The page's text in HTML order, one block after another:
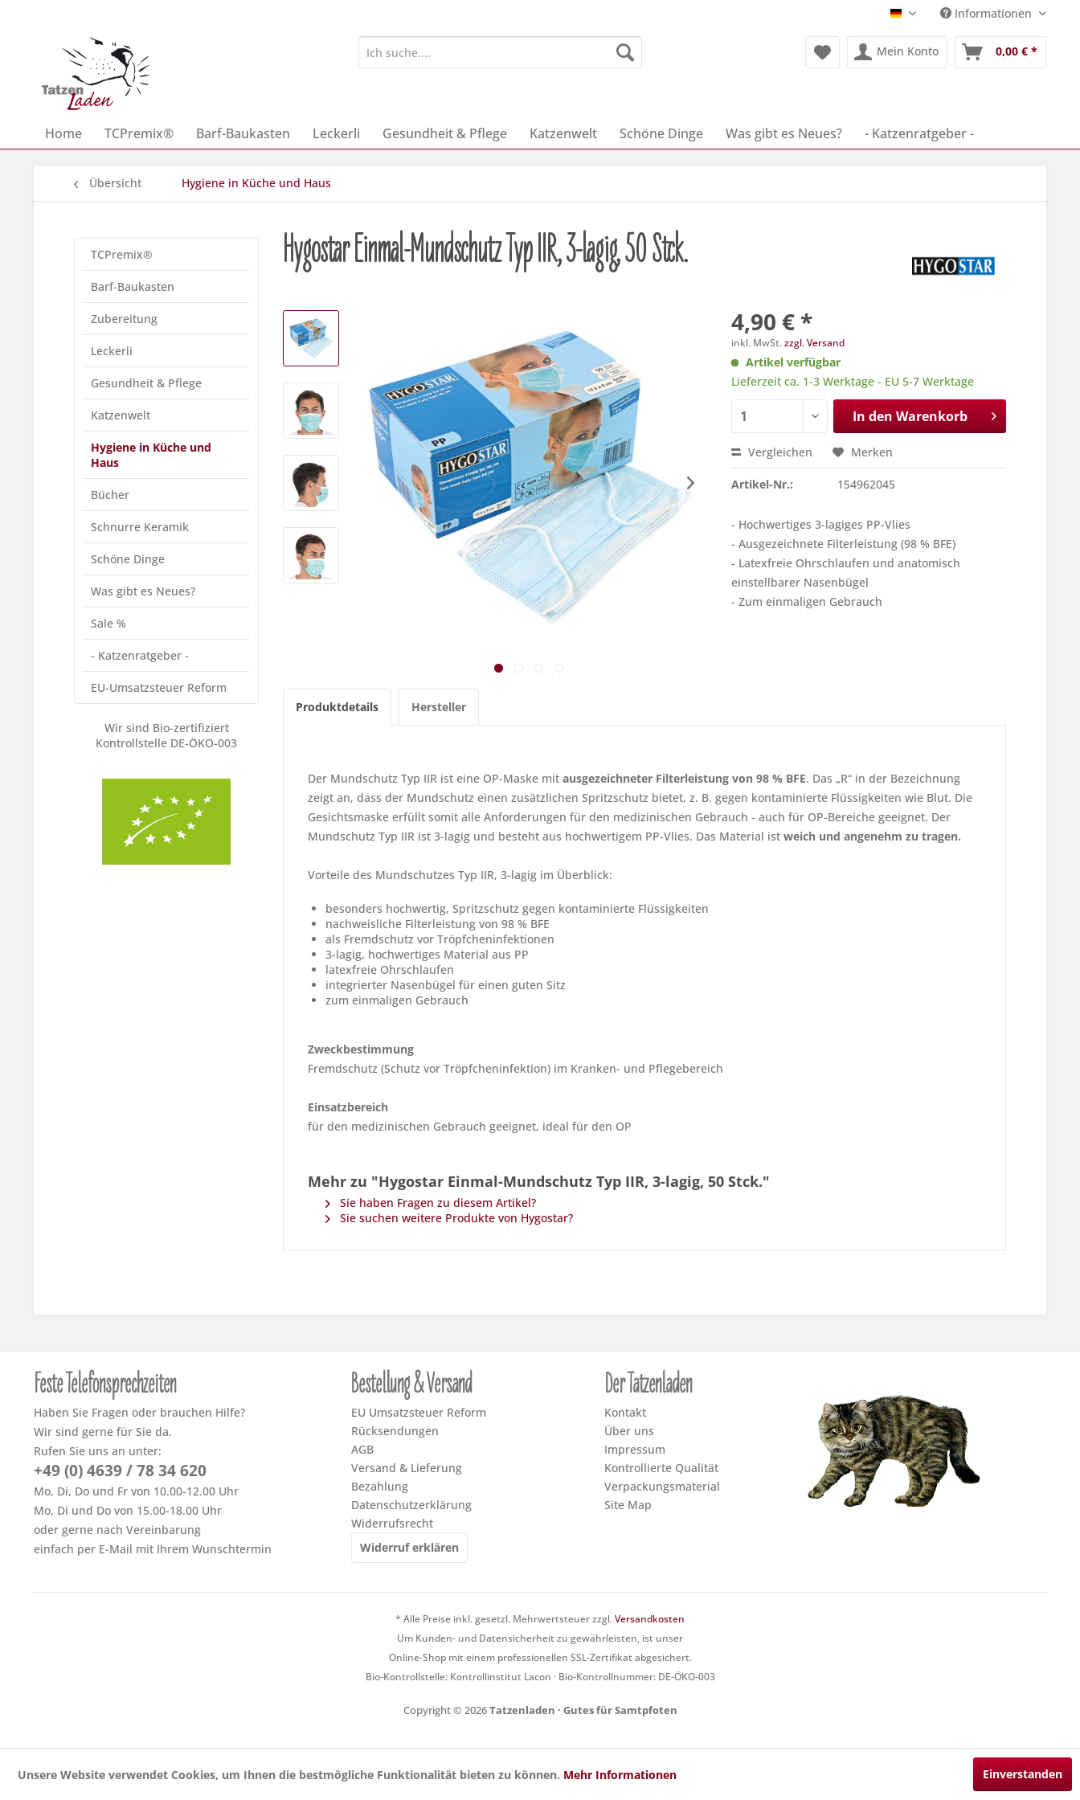
Deutsch Informationen
Mein Konto 0,00 € *
Home TCPremix® Barf-Baukasten Leckerli Gesundheit & Pflege Katzenwelt Schöne Dinge Was gibt es Neues? - Katzenratgeber -
Übersicht Hygiene in Küche und Haus
TCPremix®
Barf-Baukasten
Zubereitung
Leckerli
Gesundheit & Pflege
Katzenwelt
Hygiene in Küche und
Haus
Bücher
Schnurre Keramik
Schöne Dinge
Was gibt es Neues?
Sale %
- Katzenratgeber -
EU-Umsatzsteuer Reform
Wir sind Bio-zertifiziert
Kontrollstelle DE-ÖKO-003
Hygostar Einmal-Mundschutz Typ IIR, 3-lagig, 50 Stck.
4,90 € *
inkl. MwSt.zzgl. Versand
Artikel verfügbar
Lieferzeit ca. 1-3 Werktage - EU 5-7 Werktage
In den Warenkorb
Vergleichen Merken
Artikel-Nr.: 154962045
- Hochwertiges 3-lagiges PP-Vlies
- Ausgezeichnete Filterleistung (98 % BFE)
- Latexfreie Ohrschlaufen und anatomisch
einstellbarer Nasenbügel
- Zum einmaligen Gebrauch
Produktdetails Hersteller
Der Mundschutz Typ IIR ist eine OP-Maske mit ausgezeichneter Filterleistung von 98 % BFE. Das „R“ in der Bezeichnung
zeigt an, dass der Mundschutz einen zusätzlichen Spritzschutz bietet, z. B. gegen kontaminierte Flüssigkeiten wie Blut. Die
Gesichtsmaske erfüllt somit alle Anforderungen für den medizinischen Gebrauch - auch für OP-Bereiche geeignet. Der
Mundschutz Typ IIR ist 3-lagig und besteht aus hochwertigem PP-Vlies. Das Material ist weich und angenehm zu tragen.
Vorteile des Mundschutzes Typ IIR, 3-lagig im Überblick:
besonders hochwertig, Spritzschutz gegen kontaminierte Flüssigkeiten
nachweisliche Filterleistung von 98 % BFE
als Fremdschutz vor Tröpfcheninfektionen
3-lagig, hochwertiges Material aus PP
latexfreie Ohrschlaufen
integrierter Nasenbügel für einen guten Sitz
zum einmaligen Gebrauch
Zweckbestimmung
Fremdschutz (Schutz vor Tröpfcheninfektion) im Kranken- und Pflegebereich
Einsatzbereich
für den medizinischen Gebrauch geeignet, ideal für den OP
Mehr zu "Hygostar Einmal-Mundschutz Typ IIR, 3-lagig, 50 Stck."
Sie haben Fragen zu diesem Artikel?
Sie suchen weitere Produkte von Hygostar?
Feste Telefonsprechzeiten
Haben Sie Fragen oder brauchen Hilfe?
Wir sind gerne für Sie da.
Rufen Sie uns an unter:
+49 (0) 4639 / 78 34 620
Mo, Di, Do und Fr von 10.00-12.00 Uhr
Mo, Di und Do von 15.00-18.00 Uhr
oder gerne nach Vereinbarung
einfach per E-Mail mit Ihrem Wunschtermin
Bestellung & Versand
EU Umsatzsteuer Reform
Rücksendungen
AGB
Versand & Lieferung
Bezahlung
Datenschutzerklärung
Widerrufsrecht
Widerruf erklären
Der Tatzenladen
Kontakt
Über uns
Impressum
Kontrollierte Qualität
Verpackungsmaterial
Site Map
* Alle Preise inkl. gesetzl. Mehrwertsteuer zzgl.Versandkosten
Um Kunden- und Datensicherheit zu gewährleisten, ist unser
Online-Shop mit einem professionellen SSL-Zertifikat abgesichert.
Bio-Kontrollstelle: Kontrollinstitut Lacon · Bio-Kontrollnummer: DE-ÖKO-003
Copyright © 2026Tatzenladen · Gutes für Samtpfoten
Unsere Website verwendet Cookies, um Ihnen die bestmögliche Funktionalität bieten zu können. Mehr Informationen Einverstanden